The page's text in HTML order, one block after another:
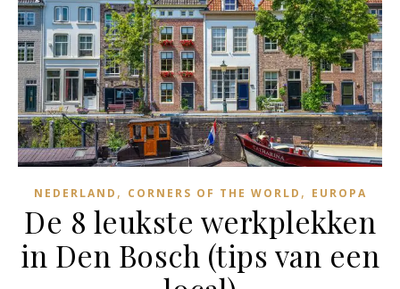
NEDERLAND , CORNERS OF THE WORLD , EUROPA
De 8 leukste werkplekken
in Den Bosch (tips van een